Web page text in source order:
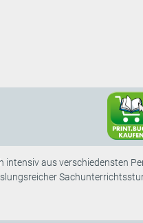
intensiv aus verschiedensten